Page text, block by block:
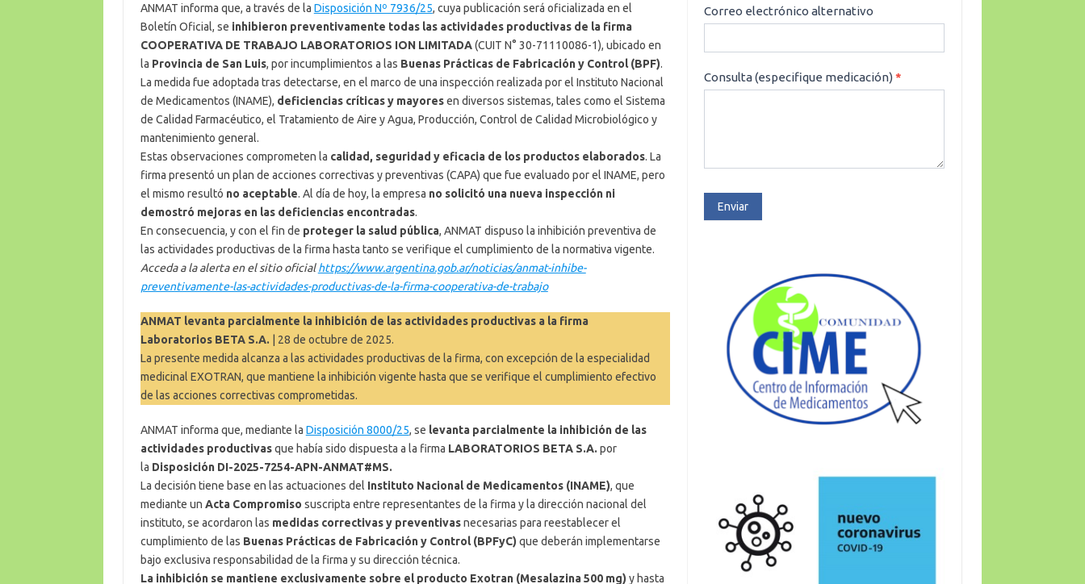
ANMAT informa que, a través de la Disposición Nº 7936/25, cuya publicación será oficializada en el
Boletín Oficial, se inhibieron preventivamente todas las actividades productivas de la firma
COOPERATIVA DE TRABAJO LABORATORIOS ION LIMITADA(CUIT N° 30-71110086-1), ubicado en
la Provincia de San Luis, por incumplimientos a las Buenas Prácticas de Fabricación y Control (BPF).
La medida fue adoptada tras detectarse, en el marco de una inspección realizada por el Instituto Nacional
de Medicamentos (INAME), deficiencias críticas y mayoresen diversos sistemas, tales como el Sistema
de Calidad Farmacéutico, el Tratamiento de Aire y Agua, Producción, Control de Calidad Microbiológico y
mantenimiento general.
Estas observaciones comprometen la calidad, seguridad y eficacia de los productos elaborados. La
firma presentó un plan de acciones correctivas y preventivas (CAPA) que fue evaluado por el INAME, pero
el mismo resultó no aceptable. Al día de hoy, la empresa no solicitó una nueva inspección ni
demostró mejoras en las deficiencias encontradas.
En consecuencia, y con el fin de proteger la salud pública, ANMAT dispuso la inhibición preventiva de
las actividades productivas de la firma hasta tanto se verifique el cumplimiento de la normativa vigente.
Acceda a la alerta en el sitio oficialhttps://www.argentina.gob.ar/noticias/anmat-inhibe-
preventivamente-las-actividades-productivas-de-la-firma-cooperativa-de-trabajo
ANMAT levanta parcialmente la inhibición de las actividades productivas a la firma
Laboratorios BETA S.A. | 28 de octubre de 2025.
La presente medida alcanza a las actividades productivas de la firma, con excepción de la especialidad
medicinal EXOTRAN, que mantiene la inhibición vigente hasta que se verifique el cumplimiento efectivo
de las acciones correctivas comprometidas.
ANMAT informa que, mediante la Disposición 8000/25, se levanta parcialmente la inhibición de las
actividades productivasque había sido dispuesta a la firma LABORATORIOS BETA S.A. por
la Disposición DI-2025-7254-APN-ANMAT#MS.
La decisión tiene base en las actuaciones del Instituto Nacional de Medicamentos (INAME), que
mediante un Acta Compromiso suscripta entre representantes de la firma y la dirección nacional del
instituto, se acordaron las medidas correctivas y preventivasnecesarias para reestablecer el
cumplimiento de las Buenas Prácticas de Fabricación y Control (BPFyC) que deberán implementarse
bajo exclusiva responsabilidad de la firma y su dirección técnica.
La inhibición se mantiene exclusivamente sobre el producto Exotran (Mesalazina 500 mg) y hasta
Correo electrónico alternativo
Consulta (especifique medicación)*
Enviar